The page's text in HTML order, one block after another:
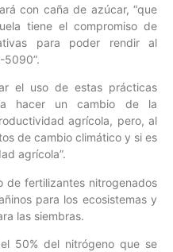
con caña de azúcar, “que
tiene el compromiso de
para poder rendir al
5090”.
el uso de estas prácticas
hacer un cambio de la
agrícola, pero, al
de cambio climático y si es
agrícola”.
de fertilizantes nitrogenados
para los ecosistemas y
las siembras.
50% del nitrógeno que se